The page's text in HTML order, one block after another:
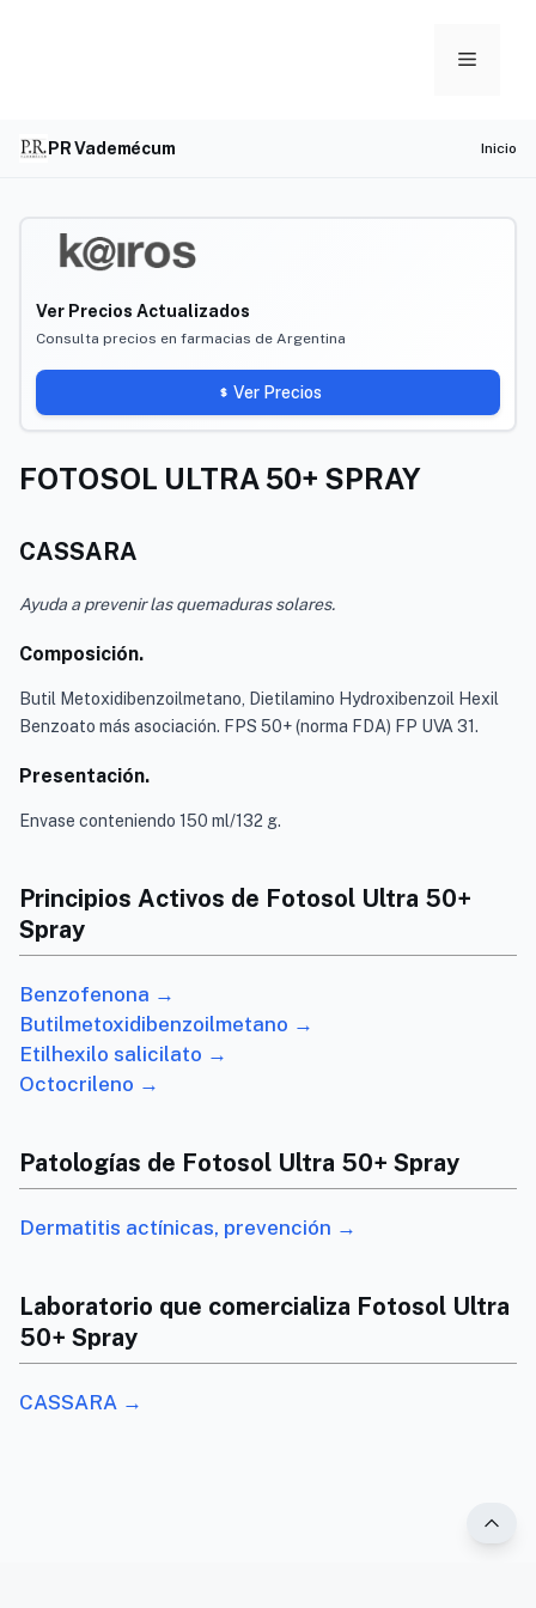
Menu
PR Vademécum Inicio
Ver Precios Actualizados
Consulta precios en farmacias de Argentina
Ver Precios
FOTOSOL ULTRA 50+ SPRAY
CASSARA
Ayuda a prevenir las quemaduras solares.
Composición.
Butil Metoxidibenzoilmetano, Dietilamino Hydroxibenzoil Hexil
Benzoato más asociación. FPS 50+ (norma FDA) FP UVA 31.
Presentación.
Envase conteniendo 150 ml/132 g.
Principios Activos de Fotosol Ultra 50+
Spray
Benzofenona →
Butilmetoxidibenzoilmetano →
Etilhexilo salicilato →
Octocrileno →
Patologías de Fotosol Ultra 50+ Spray
Dermatitis actínicas, prevención →
Laboratorio que comercializa Fotosol Ultra
50+ Spray
CASSARA →